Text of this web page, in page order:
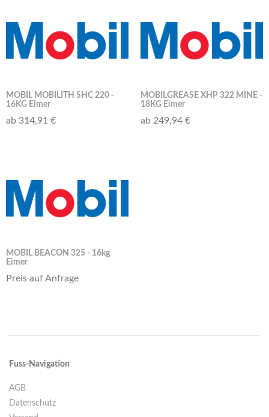
MOBIL MOBILITH SHC 220 -
16KG Eimer
ab 314,91 €
MOBILGREASE XHP 322 MINE -
18KG Eimer
ab 249,94 €
MOBIL BEACON 325 - 16kg
Eimer
Preis auf Anfrage
Fuss-Navigation
AGB
Datenschutz